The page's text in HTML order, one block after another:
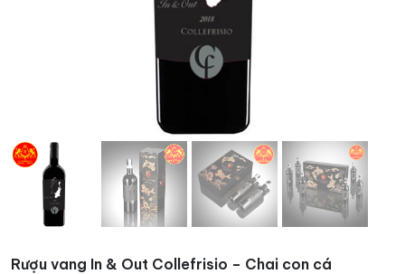
Rượu vang In & Out Collefrisio – Chai con cá